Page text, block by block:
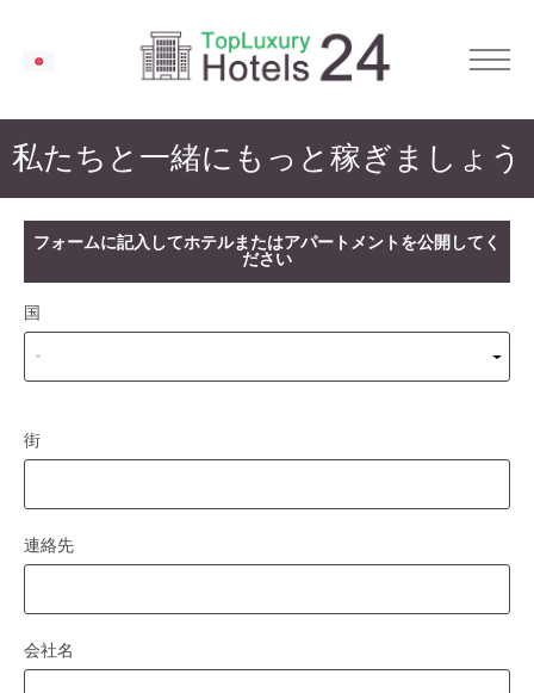
私たちと一緒にもっと稼ぎましょう
フォームに記入してホテルまたはアパートメントを公開してく
ださい
国
-
街
連絡先
会社名